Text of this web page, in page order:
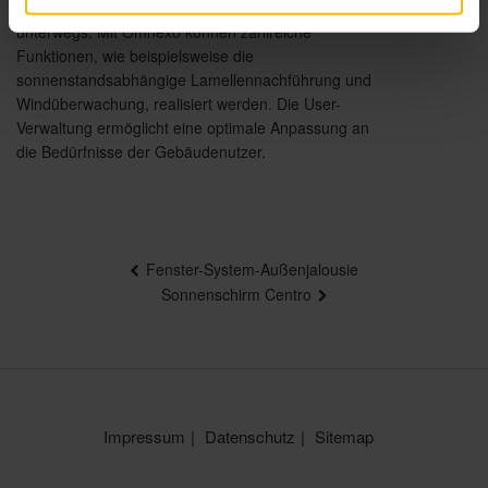
durch die optionale Cloud auf Wunsch auch von
unterwegs. Mit Omnexo können zahlreiche
Funktionen, wie beispielsweise die
sonnenstandsabhängige Lamellennachführung und
Windüberwachung, realisiert werden. Die User-
Verwaltung ermöglicht eine optimale Anpassung an
die Bedürfnisse der Gebäudenutzer.
Fenster-System-Außenjalousie
Sonnenschirm Centro
Impressum Datenschutz Sitemap